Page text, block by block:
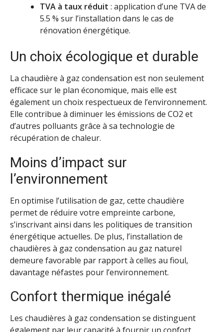
TVA à taux réduit : application d’une TVA de
5.5 % sur l’installation dans le cas de
rénovation énergétique.
Un choix écologique et durable
La chaudière à gaz condensation est non seulement
efficace sur le plan économique, mais elle est
également un choix respectueux de l’environnement.
Elle contribue à diminuer les émissions de CO2 et
d’autres polluants grâce à sa technologie de
récupération de chaleur.
Moins d’impact sur
l’environnement
En optimise l’utilisation de gaz, cette chaudière
permet de réduire votre empreinte carbone,
s’inscrivant ainsi dans les politiques de transition
énergétique actuelles. De plus, l’installation de
chaudières à gaz condensation au gaz naturel
demeure favorable par rapport à celles au fioul,
davantage néfastes pour l’environnement.
Confort thermique inégalé
Les chaudières à gaz condensation se distinguent